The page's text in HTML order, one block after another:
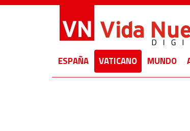
ESPAÑA VATICANO MUNDO